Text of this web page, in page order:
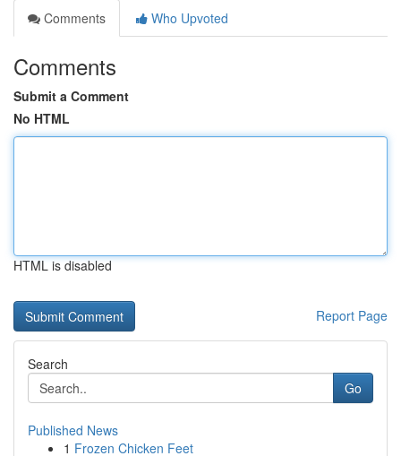
Comments
Who Upvoted
Comments
Submit a Comment
No HTML
HTML is disabled
Report Page
Search
Go
Published News
1 Frozen Chicken Feet